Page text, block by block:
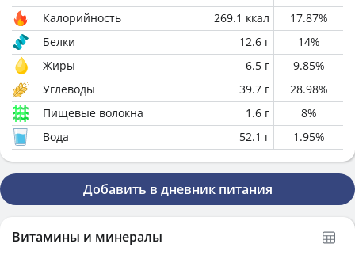
Калорийность 269.1 ккал 17.87%
Белки
12.6 г 14%
Жиры
6.5 г 9.85%
Углеводы
39.7 г 28.98%
Пищевые волокна
1.6 г 8%
Вода
52.1 г 1.95%
Добавить в дневник питания
Витамины и минералы